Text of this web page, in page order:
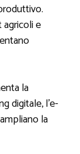
e
la
digitale, l’e-
la